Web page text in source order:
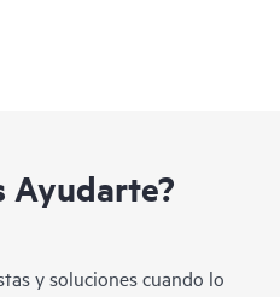
Ayudarte?
y soluciones cuando lo